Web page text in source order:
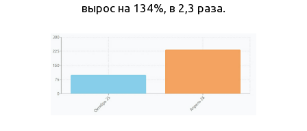
вырос на 134%, в 2,3 раза.